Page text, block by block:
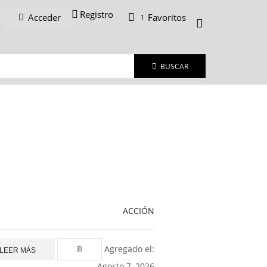
Acceder Registro 1 Favoritos
BUSCAR
ACCIÓN
LEER MÁS
Agregado el: